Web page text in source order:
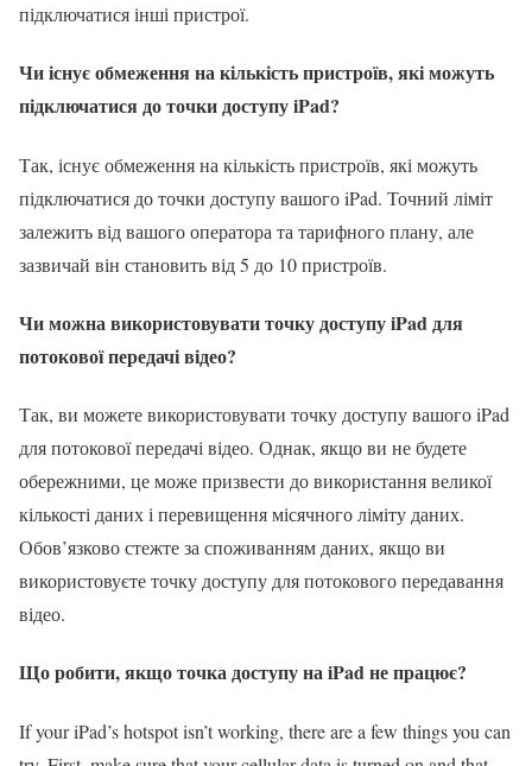
підключатися інші пристрої.
Чи існує обмеження на кількість пристроїв, які можуть
підключатися до точки доступу iPad?
Так, існує обмеження на кількість пристроїв, які можуть
підключатися до точки доступу вашого iPad. Точний ліміт
залежить від вашого оператора та тарифного плану, але
зазвичай він становить від 5 до 10 пристроїв.
Чи можна використовувати точку доступу iPad для
потокової передачі відео?
Так, ви можете використовувати точку доступу вашого iPad
для потокової передачі відео. Однак, якщо ви не будете
обережними, це може призвести до використання великої
кількості даних і перевищення місячного ліміту даних.
Обов’язково стежте за споживанням даних, якщо ви
використовуєте точку доступу для потокового передавання
відео.
Що робити, якщо точка доступу на iPad не працює?
If your iPad’s hotspot isn’t working, there are a few things you can